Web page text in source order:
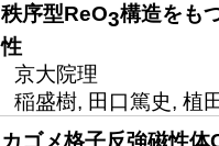
秩序型ReO3構造をも
性
京大院理
稲盛樹, 田口篤史, 植
カゴメ格子反強磁性体